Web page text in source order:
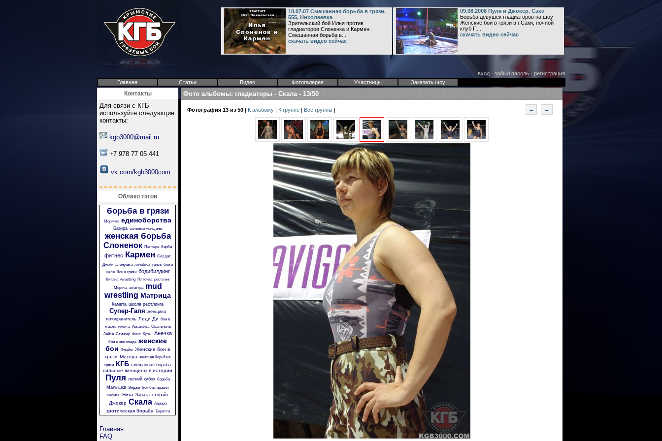
18.07.07 Смешанная борьба в грязи.
555, Николаевка
Зрительский бой Илья против
гладиаторов Слоненка и Кармен.
Смешанная борьба в...
скачать видео сейчас
09.08.2008 Пуля и Джокер. Саки
Борьба девушек гладиаторов на шоу
Женские бои в грязи в г.Саки, ночной
клуб П...
скачать видео сейчас
вход· забыл пароль· регистрация
Главная
Статьи Видео Фотогалерея Участницы Заказать шоу
Контакты
Для связи с КГБ
используйте следующие
контакты:
kgb3000@mail.ru
+7 978 77 05 441
vk.com/kgb3000com
Облако тэгов
борьба в грязи
Морячка единоборства
Багира сильные женщины
женская борьба
Слоненок Пантера барби
фитнес Кармен Солдат
Джейн аленушка лечебная грязь бои в
желе бои в грязи бодибилдинг
Китана wrestling Пяточка рестлинг
Моряча электра
mud
wrestling Матрица
Камета школа рестлинга
Супер-Галя женщина
телохранитель Леди Ди бои в
масле никита Амазонка Скальпель
Зайка Стингер Фокс Крэш Анечка
бои в шоколаде женские
бои Флэйм Женские бои в
грязи Мегера женская борьба в
грязи КГБ смешанная борьба
сильные женщины в истории
Пуля летний кубок борьба
Малышка Энджи бои без правил
жасмин Ника Зараза кэтфайт
Джокер Скала Аврора
эротическая борьба Беретта
Главная
FAQ
Фото альбомы: гладиаторы - Скала- 13/50
Фотография 13 из 50 | К альбому | К группе | Все группы | ← →